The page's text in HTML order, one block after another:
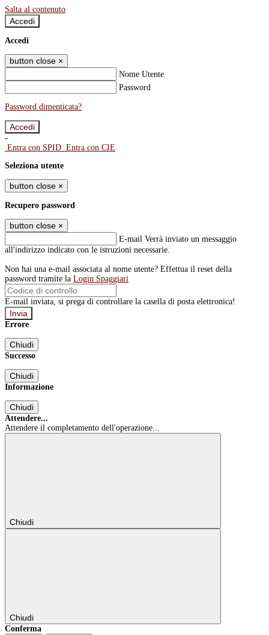
Salta al contenuto
Accedi
Accedi
button close ×
Nome Utente
Password
Password dimenticata?
-
Entra con SPID Entra con CIE
Seleziona utente
button close ×
Recupero password
button close ×
E-mail Verrà inviato un messaggio
all'indirizzo indicato con le istruzioni necessarie.
Non hai una e-mail associata al nome utente? Effettua il reset della
password tramite la Login Spaggiari
E-mail inviata, si prega di controllare la casella di posta elettronica!
Errore
Chiudi
Successo
Chiudi
Informazione
Chiudi
Attendere...
Attendere il completamento dell'operazione...
Chiudi
Chiudi
Conferma